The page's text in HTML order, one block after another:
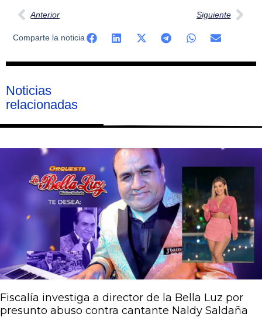
Anterior Siguiente
Comparte la noticia
Noticias
relacionadas
Fiscalía investiga a director de la Bella Luz por
presunto abuso contra cantante Naldy Saldaña
PáginaPágina
Página
Página
Página